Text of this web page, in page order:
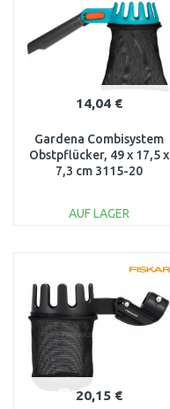
14,04 €
Gardena Combisystem
Obstpflücker, 49 x 17,5 x
7,3 cm 3115-20
AUF LAGER
Vergleichen
20,15 €